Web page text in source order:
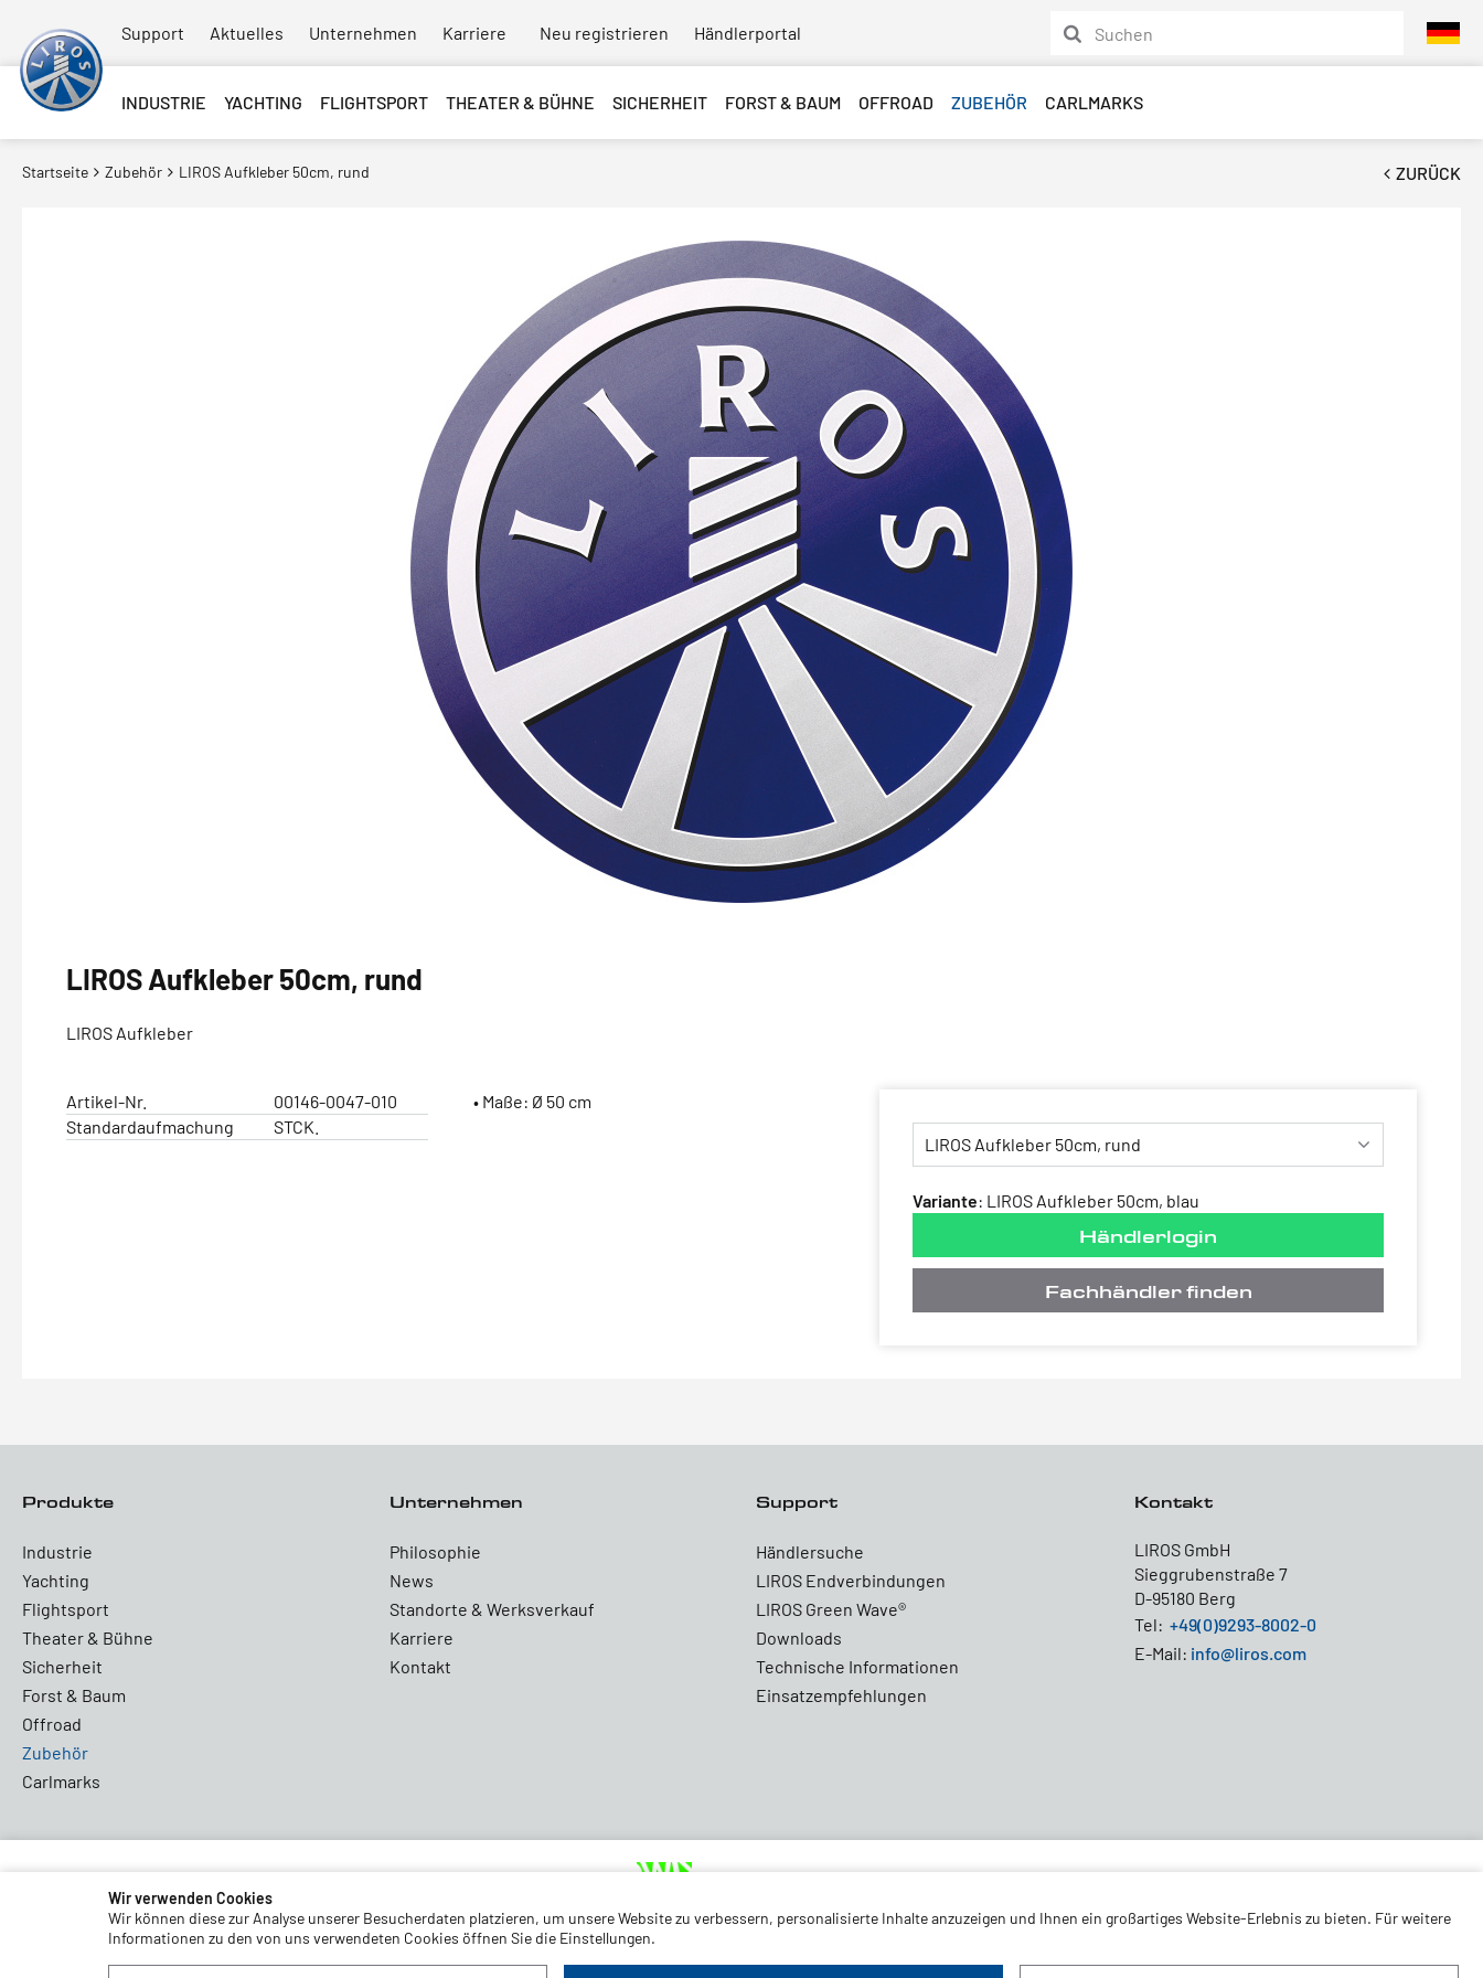
Support Aktuelles Unternehmen Karriere Neu registrieren Händlerportal
INDUSTRIE YACHTING FLIGHTSPORT THEATER & BÜHNE SICHERHEIT FORST & BAUM OFFROAD ZUBEHÖR CARLMARKS
ZURÜCK
Startseite Zubehör LIROS Aufkleber 50cm, rund
LIROS Aufkleber 50cm, rund
LIROS Aufkleber
Artikel-Nr.
00146-0047-010
Standardaufmachung
STCK.
• Maße: Ø 50 cm
Variante: LIROS Aufkleber 50cm, blau
Händlerlogin
Fachhändler finden
Produkte
Industrie
Yachting
Flightsport
Theater & Bühne
Sicherheit
Forst & Baum
Offroad
Zubehör
Carlmarks
Unternehmen
Philosophie
News
Standorte & Werksverkauf
Karriere
Kontakt
Support
Händlersuche
LIROS Endverbindungen
LIROS Green Wave®
Downloads
Technische Informationen
Einsatzempfehlungen
Kontakt
LIROS GmbH
Sieggrubenstraße 7
D-95180 Berg
Tel: +49(0)9293-8002-0
E-Mail: info@liros.com
Partners and Associations
Wir verwenden Cookies
Wir können diese zur Analyse unserer Besucherdaten platzieren, um unsere Website zu verbessern, personalisierte Inhalte anzuzeigen und Ihnen ein großartiges Website-Erlebnis zu bieten. Für weitere
Informationen zu den von uns verwendeten Cookies öffnen Sie die Einstellungen.